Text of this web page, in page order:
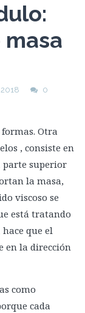
0
Otra
, consiste en
parte superior
la masa,
viscoso se
está tratando
que el
en la dirección
como
cada